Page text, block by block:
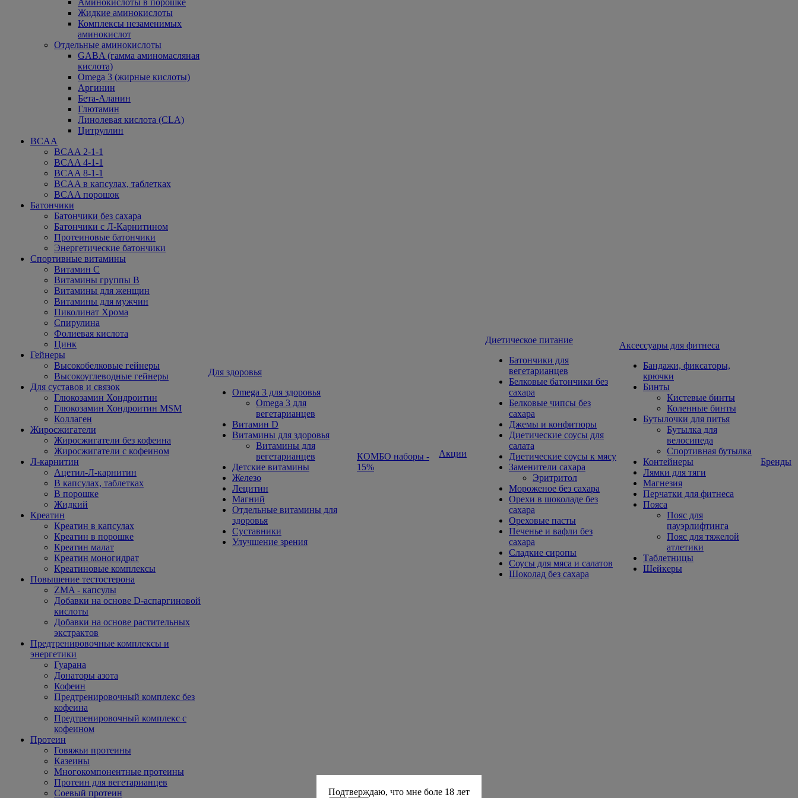
Аминокислоты в порошке
Жидкие аминокислоты
Комплексы незаменимых
аминокислот
Отдельные аминокислоты
GABA (гамма аминомасляная
кислота)
Omega 3 (жирные кислоты)
Аргинин
Бета-Аланин
Глютамин
Линолевая кислота (CLA)
Цитруллин
BCAA
BCAA 2-1-1
BCAA 4-1-1
BCAA 8-1-1
BCAA в капсулах, таблетках
BCAA порошок
Батончики
Батончики без сахара
Батончики с Л-Карнитином
Протеиновые батончики
Энергетические батончики
Спортивные витамины
Витамин С
Витамины группы В
Витамины для женщин
Витамины для мужчин
Пиколинат Хрома
Спирулина
Фолиевая кислота
Цинк
Гейнеры
Высокобелковые гейнеры
Высокоуглеводные гейнеры
Для суставов и связок
Глюкозамин Хондроитин
Глюкозамин Хондроитин MSM
Коллаген
Жиросжигатели
Жиросжигатели без кофеина
Жиросжигатели с кофеином
Л-карнитин
Ацетил-Л-карнитин
В капсулах, таблетках
В порошке
Жидкий
Креатин
Креатин в капсулах
Креатин в порошке
Креатин малат
Креатин моногидрат
Креатиновые комплексы
Повышение тестостерона
ZMA - капсулы
Добавки на основе D-аспаргиновой
кислоты
Добавки на основе растительных
экстрактов
Предтренировочные комплексы и
энергетики
Гуарана
Донаторы азота
Кофеин
Предтренировочный комплекс без
кофеина
Предтренировочный комплекс с
кофеином
Протеин
Говяжьи протеины
Казеины
Многокомпонентные протеины
Протеин для вегетарианцев
Соевый протеин
Для здоровья
Omega 3 для здоровья
Omega 3 для
вегетарианцев
Витамин D
Витамины для здоровья
Витамины для
вегетарианцев
Детские витамины
Железо
Лецитин
Магний
Отдельные витамины для
здоровья
Суставники
Улучшение зрения
КОМБО наборы -
15%
Акции
Диетическое питание
Батончики для
вегетарианцев
Белковые батончики без
сахара
Белковые чипсы без
сахара
Джемы и конфитюры
Диетические соусы для
салата
Диетические соусы к мясу
Заменители сахара
Эритритол
Мороженое без сахара
Орехи в шоколаде без
сахара
Ореховые пасты
Печенье и вафли без
сахара
Сладкие сиропы
Соусы для мяса и салатов
Шоколад без сахара
Aксессуары для фитнеса
Бандажи, фиксаторы,
крючки
Бинты
Кистевые бинты
Коленные бинты
Бутылочки для питья
Бутылка для
велосипеда
Спортивная бутылка
Контейнеры
Лямки для тяги
Магнезия
Перчатки для фитнеса
Пояса
Пояс для
пауэрлифтинга
Пояс для тяжелой
атлетики
Таблетницы
Шейкеры
Бренды
Подтверждаю, что мне боле 18 лет